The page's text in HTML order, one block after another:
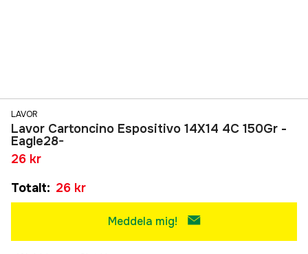
LAVOR
Lavor Cartoncino Espositivo 14X14 4C 150Gr -
Eagle28-
26 kr
Totalt: 26 kr
Meddela mig!